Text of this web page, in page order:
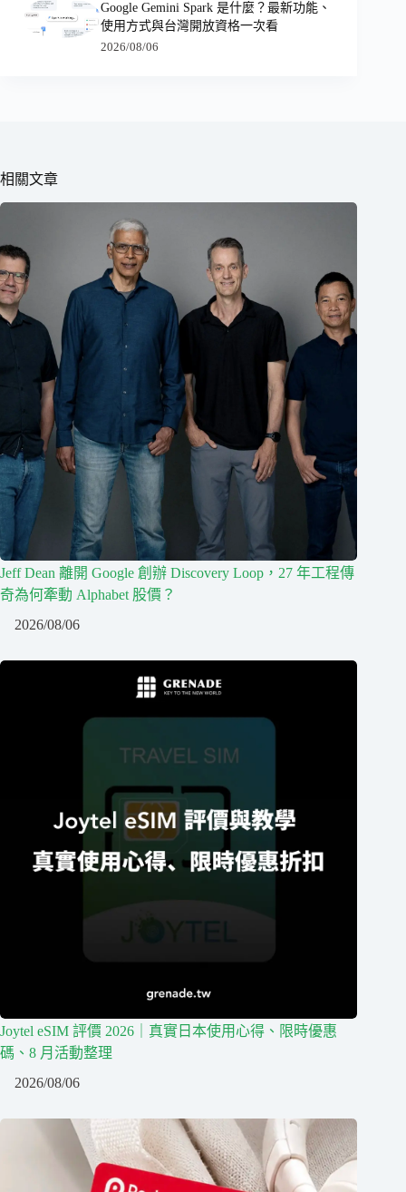
Google Gemini Spark 是什麼？最新功能、
使用方式與台灣開放資格一次看
2026/08/06
相關文章
Jeff Dean 離開 Google 創辦 Discovery Loop，27 年工程傳
奇為何牽動 Alphabet 股價？
2026/08/06
Joytel eSIM 評價 2026｜真實日本使用心得、限時優惠
碼、8 月活動整理
2026/08/06